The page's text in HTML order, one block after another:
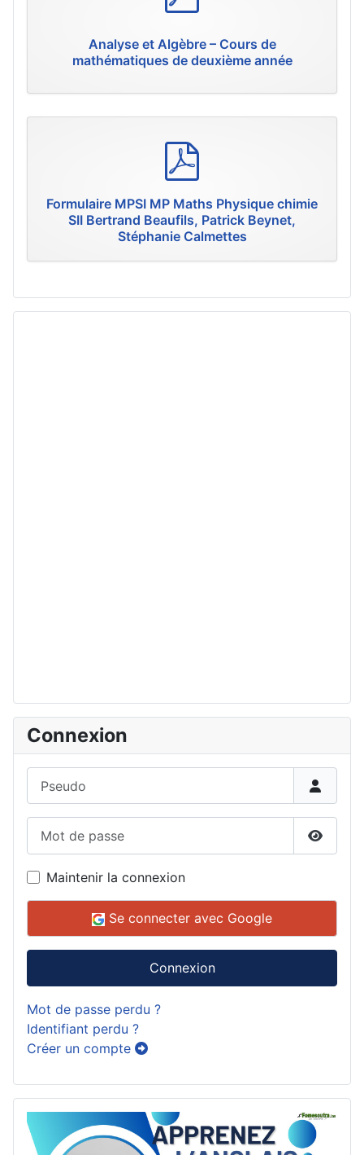
Analyse et Algèbre – Cours de
mathématiques de deuxième année
Formulaire MPSI MP Maths Physique chimie
SII Bertrand Beaufils, Patrick Beynet,
Stéphanie Calmettes
Connexion
Maintenir la connexion
Se connecter avec Google
Connexion
Mot de passe perdu ?
Identifiant perdu ?
Créer un compte